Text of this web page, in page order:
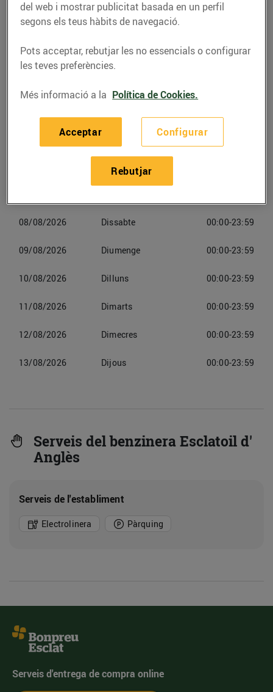
Telèfon
972129220
Horaris Esclatoil Anglès
Dijous
08/08/2026 Dissabte 00:00-23:59
09/08/2026 Diumenge 00:00-23:59
10/08/2026 Dilluns 00:00-23:59
11/08/2026 Dimarts 00:00-23:59
12/08/2026 Dimecres 00:00-23:59
13/08/2026 Dijous 00:00-23:59
Serveis del benzinera Esclatoil d'
Anglès
Serveis de l'establiment
Electrolinera Pàrquing
Serveis d'entrega de compra online
del web i mostrar publicitat basada en un perfil
segons els teus hàbits de navegació.
Pots acceptar, rebutjar les no essencials o configurar
les teves preferències.
Més informació a la Política de Cookies.
Configurar
Rebutjar
Acceptar